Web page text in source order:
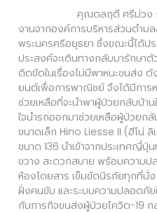
คุณดลฤดี ศรีม่วง กล่าวว่
งานจากองค์การบริหารส่วนตำบ
พระนครศรีอยุธยา ซึ่งขณะนี้ได้ป
ประสงค์จะเดินทางกลับมารักษา
ติดขัดในเรื่องไม่มีพาหนะขนส่ง ดั
ยนต์เพื่อการพาณิชย์ จึงได้มีการ
ช่วยเหลือที่จะนำพาผู้ป่วยกลับบ้า
ใจนำรถออกมาช่วยเหลือผู้ป่วยก
ขนาดเล็ก Hino Liesse II (ฮีโน่
ขนาด 136 นำเข้าจากประเทศญี่ปุ่
ขวาง สะดวกสบาย พร้อมความ
ห้องโดยสาร เข็มขัดนิรภัยทุกที่นั่
ฝั่งคนขับ และระบบความปลอดภัย
กับภารกิจขนส่งผู้ป่วยโควิด-19